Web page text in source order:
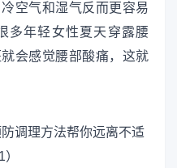
空气和湿气反而更容易
多年轻女性夏天穿露腰
会感觉腰部酸痛，这就